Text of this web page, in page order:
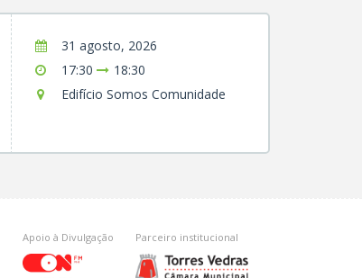
31 agosto, 2026
17:30
18:30
Edifício Somos Comunidade
Apoio à Divulgação Parceiro institucional